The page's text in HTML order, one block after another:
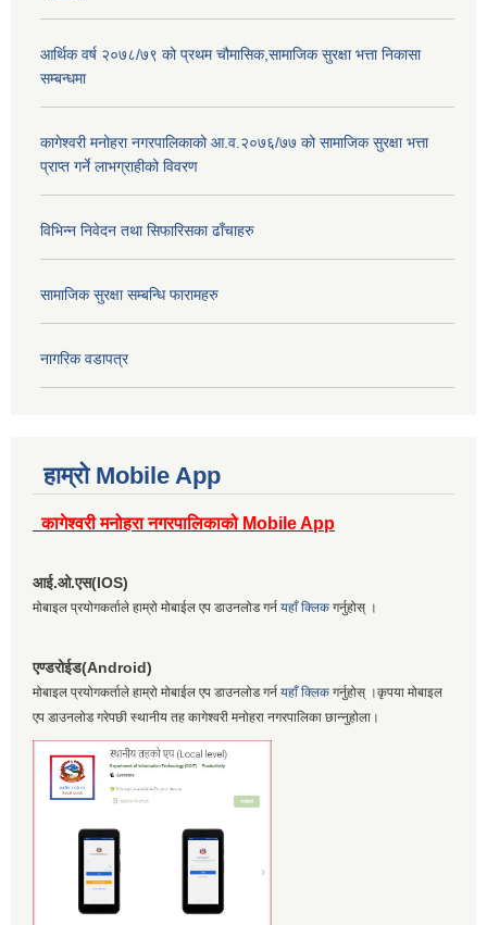
आर्थिक वर्ष २०७८/७९ को प्रथम चौमासिक,सामाजिक सुरक्षा भत्ता निकासा
सम्बन्धमा
कागेश्वरी मनोहरा नगरपालिकाको आ.व.२०७६/७७ को सामाजिक सुरक्षा भत्ता
प्राप्त गर्ने लाभग्राहीको विवरण
विभिन्न निवेदन तथा सिफारिसका ढाँचाहरु
सामाजिक सुरक्षा सम्बन्धि फारामहरु
नागरिक वडापत्र
हाम्रो Mobile App
कागेश्वरी मनोहरा नगरपालिकाको Mobile App
आई.ओ.एस(IOS)
मोबाइल प्रयोगकर्ताले हाम्रो मोबाईल एप डाउनलोड गर्न यहाँ क्लिक गर्नुहोस् ।
एण्डरोईड(Android)
मोबाइल प्रयोगकर्ताले हाम्रो मोबाईल एप डाउनलोड गर्न यहाँ क्लिक गर्नुहोस् ।कृपया मोबाइल
एप डाउनलोड गरेपछी स्थानीय तह कागेश्वरी मनोहरा नगरपालिका छान्नुहोला।